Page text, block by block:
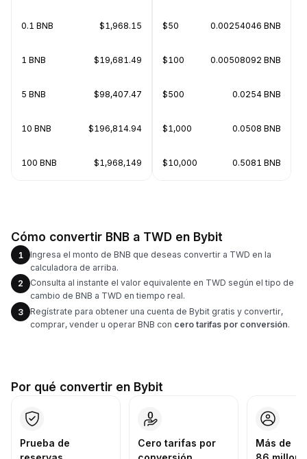
0.1 BNB $1,968.15
1 BNB $19,681.49
5 BNB $98,407.47
10 BNB $196,814.94
100 BNB $1,968,149
$50 0.00254046 BNB
$100 0.00508092 BNB
$500 0.0254 BNB
$1,000 0.0508 BNB
$10,000 0.5081 BNB
Cómo convertir BNB a TWD en Bybit
1
Ingresa el monto de BNB que deseas convertir a TWD en la
calculadora de arriba.
2
Consulta al instante el valor equivalente en TWD según el tipo de
cambio de BNB a TWD en tiempo real.
3
Regístrate para obtener una cuenta de Bybit gratis y convertir,
comprar, vender u operar BNB con cero tarifas por conversión.
Por qué convertir en Bybit
Prueba de
Cero tarifas por
Más de